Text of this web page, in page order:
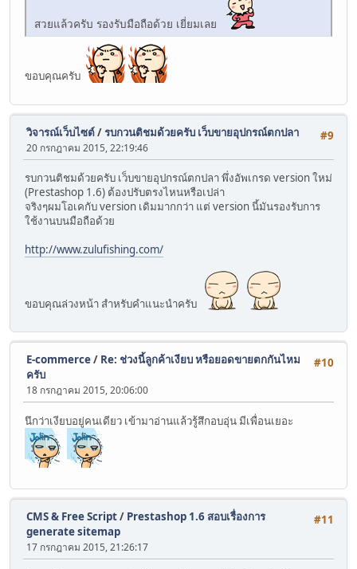
สวยแล้วครับ รองรับมือถือด้วย เยี่ยมเลย
ขอบคุณครับ
#9
วิจารณ์เว็บไซต์/รบกวนติชมด้วยครับ เว็บขายอุปกรณ์ตกปลา
20 กรกฎาคม 2015, 22:19:46
รบกวนติชมด้วยครับ เว็บขายอุปกรณ์ตกปลา พึ่งอัพเกรด version ใหม่
(Prestashop 1.6) ต้องปรับตรงไหนหรือเปล่า
จริงๆผมโอเคกับ version เดิมมากกว่า แต่ version นี้มันรองรับการ
ใช้งานบนมือถือด้วย
http://www.zulufishing.com/
ขอบคุณล่วงหน้า สำหรับคำแนะนำครับ
#10
E-commerce/ Re: ช่วงนี้ลูกค้าเงียบ หรือยอดขายตกกันไหม
ครับ
18 กรกฎาคม 2015, 20:06:00
นึกว่าเงียบอยู่คนเดียว เข้ามาอ่านแล้วรู้สึกอบอุ่น มีเพื่อนเยอะ
#11
CMS & Free Script/ Prestashop 1.6 สอบเรื่องการ
generate sitemap
17 กรกฎาคม 2015, 21:26:17